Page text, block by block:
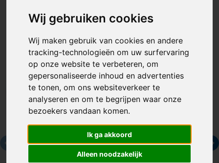
Wij gebruiken cookies
Wij maken gebruik van cookies en andere
tracking-technologieën om uw surfervaring
op onze website te verbeteren, om
gepersonaliseerde inhoud en advertenties
te tonen, om ons websiteverkeer te
analyseren en om te begrijpen waar onze
bezoekers vandaan komen.
Ik ga akkoord
Alleen noodzakelijk
Aluminium make-up spiegeltje
Artikelnummer: